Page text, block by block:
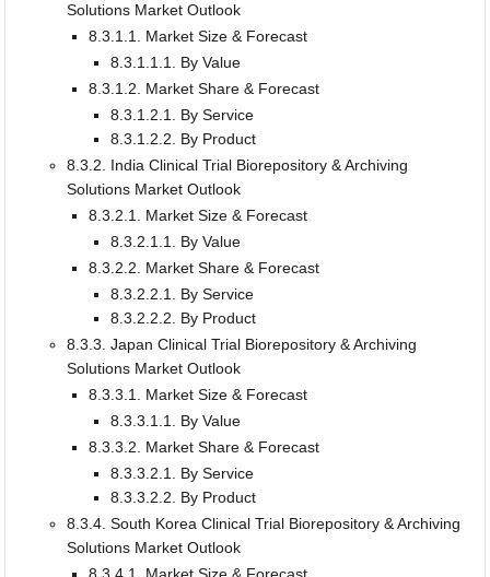
Solutions Market Outlook
8.3.1.1. Market Size & Forecast
8.3.1.1.1. By Value
8.3.1.2. Market Share & Forecast
8.3.1.2.1. By Service
8.3.1.2.2. By Product
8.3.2. India Clinical Trial Biorepository & Archiving
Solutions Market Outlook
8.3.2.1. Market Size & Forecast
8.3.2.1.1. By Value
8.3.2.2. Market Share & Forecast
8.3.2.2.1. By Service
8.3.2.2.2. By Product
8.3.3. Japan Clinical Trial Biorepository & Archiving
Solutions Market Outlook
8.3.3.1. Market Size & Forecast
8.3.3.1.1. By Value
8.3.3.2. Market Share & Forecast
8.3.3.2.1. By Service
8.3.3.2.2. By Product
8.3.4. South Korea Clinical Trial Biorepository & Archiving
Solutions Market Outlook